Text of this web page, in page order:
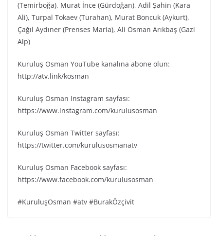
(Temirboğa), Murat İnce (Gürdoğan), Adil Şahin (Kara
Ali), Turpal Tokaev (Turahan), Murat Boncuk (Aykurt),
Çağıl Aydıner (Prenses Maria), Ali Osman Arıkbaş (Gazi
Alp)
Kuruluş Osman YouTube kanalına abone olun:
http://atv.link/kosman
Kuruluş Osman Instagram sayfası:
https://www.instagram.com/kurulusosman
Kuruluş Osman Twitter sayfası:
https://twitter.com/kurulusosmanatv
Kuruluş Osman Facebook sayfası:
https://www.facebook.com/kurulusosman
#KuruluşOsman #atv #BurakÖzçivit